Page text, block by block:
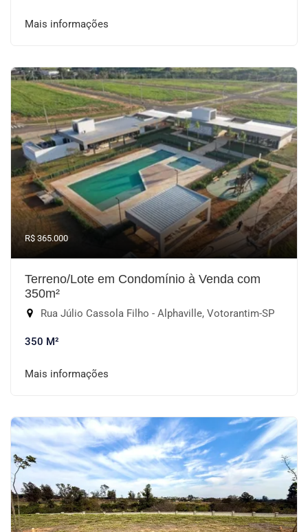
Mais informações
R$ 365.000
Terreno/Lote em Condomínio à Venda com
350m²
Rua Júlio Cassola Filho - Alphaville, Votorantim-SP
350 M²
Mais informações